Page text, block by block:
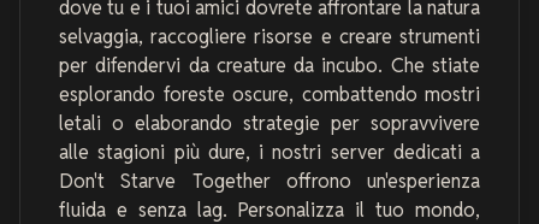
dove tu e i tuoi amici dovrete affrontare la natura
selvaggia, raccogliere risorse e creare strumenti
per difendervi da creature da incubo. Che stiate
esplorando foreste oscure, combattendo mostri
letali o elaborando strategie per sopravvivere
alle stagioni più dure, i nostri server dedicati a
Don't Starve Together offrono un'esperienza
fluida e senza lag. Personalizza il tuo mondo,